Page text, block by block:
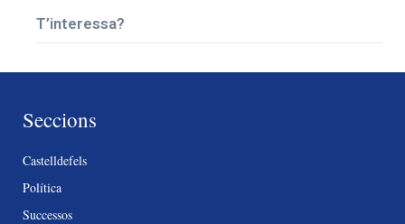
T’interessa?
Seccions
Castelldefels
Política
Successos